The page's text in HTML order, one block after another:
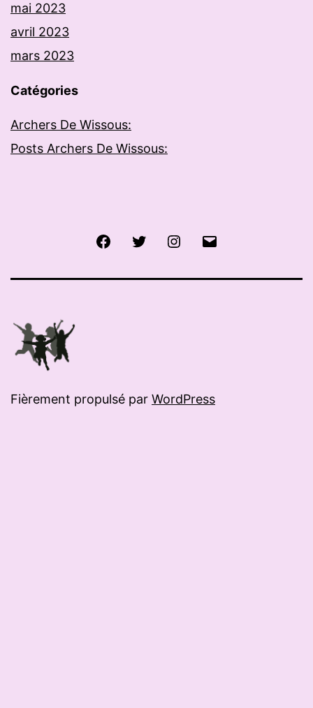
mai 2023
avril 2023
mars 2023
Catégories
Archers De Wissous:
Posts Archers De Wissous:
FacebookTwitter Instagram
Fièrement propulsé par WordPress